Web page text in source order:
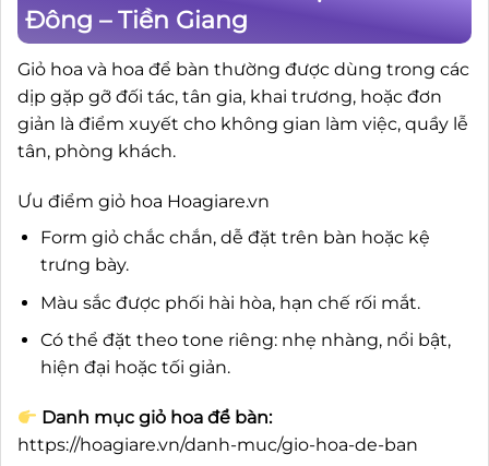
Đông – Tiền Giang
Giỏ hoa và hoa để bàn thường được dùng trong các
dịp gặp gỡ đối tác, tân gia, khai trương, hoặc đơn
giản là điểm xuyết cho không gian làm việc, quầy lễ
tân, phòng khách.
Ưu điểm giỏ hoa Hoagiare.vn
Form giỏ chắc chắn, dễ đặt trên bàn hoặc kệ
trưng bày.
Màu sắc được phối hài hòa, hạn chế rối mắt.
Có thể đặt theo tone riêng: nhẹ nhàng, nổi bật,
hiện đại hoặc tối giản.
Danh mục giỏ hoa để bàn:
https://hoagiare.vn/danh-muc/gio-hoa-de-ban